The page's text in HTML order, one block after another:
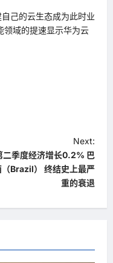
己的云生态成为此时业
领域的提速显示华为云
Next:
二季度经济增长0.2% 巴
（Brazil） 终结史上最严
重的衰退